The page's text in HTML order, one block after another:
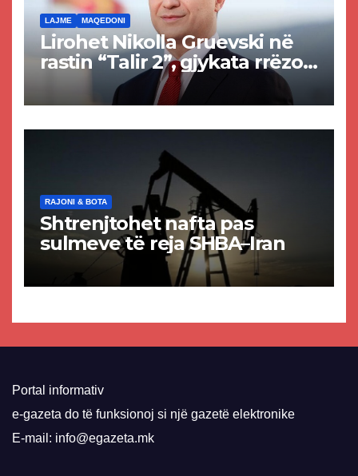
LAJME MAQEDONI
Lirohet Nikolla Gruevski në
rastin “Talir 2”, gjykata rrëzon
akuzat për ndërtimin e
paligjshëm të selisë së
RAJONI & BOTA
Shtrenjtohet nafta pas
sulmeve të reja SHBA–Iran
Portal informativ
e-gazeta do të funksionoj si një gazetë elektronike
E-mail: info@egazeta.mk